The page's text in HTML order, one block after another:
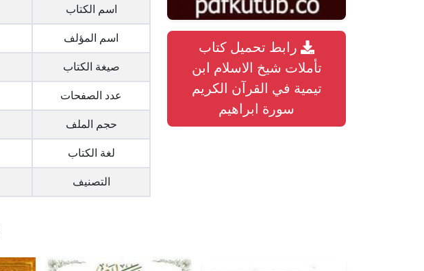
رابط تحميل كتاب
تأملات شيخ الاسلام ابن
تيمية في القرآن الكريم
سورة ابراهيم
اسم الكتاب
اسم المؤلف
صيغة الكتاب
عدد الصفحات
حجم الملف
لغة الكتاب
التصنيف